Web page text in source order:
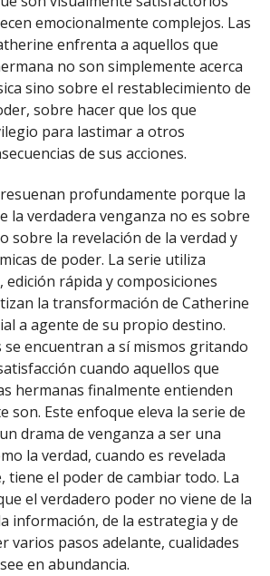
emocionalmente complejos. Las
enfrenta a aquellos que
no son simplemente acerca
sino sobre el restablecimiento de
sobre hacer que los que
para lastimar a otros
de sus acciones.
profundamente porque la
la verdadera venganza no es sobre
sobre la revelación de la verdad y
de poder. La serie utiliza
edición rápida y composiciones
la transformación de Catherine
a agente de su propio destino.
se encuentran a sí mismos gritando
cuando aquellos que
hermanas finalmente entienden
son. Este enfoque eleva la serie de
drama de venganza a ser una
la verdad, cuando es revelada
tiene el poder de cambiar todo. La
el verdadero poder no viene de la
información, de la estrategia y de
varios pasos adelante, cualidades
en abundancia.